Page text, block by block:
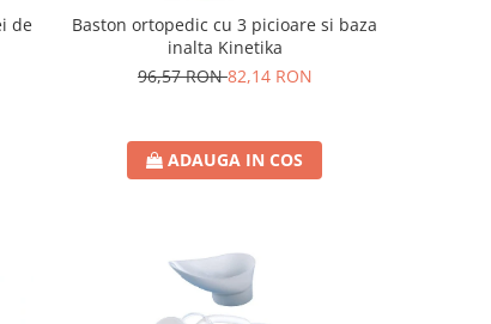
de
Baston ortopedic cu 3 picioare si baza
inalta Kinetika
96,57 RON82,14 RON
ADAUGA IN COS